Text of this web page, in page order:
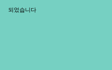
되었습니다